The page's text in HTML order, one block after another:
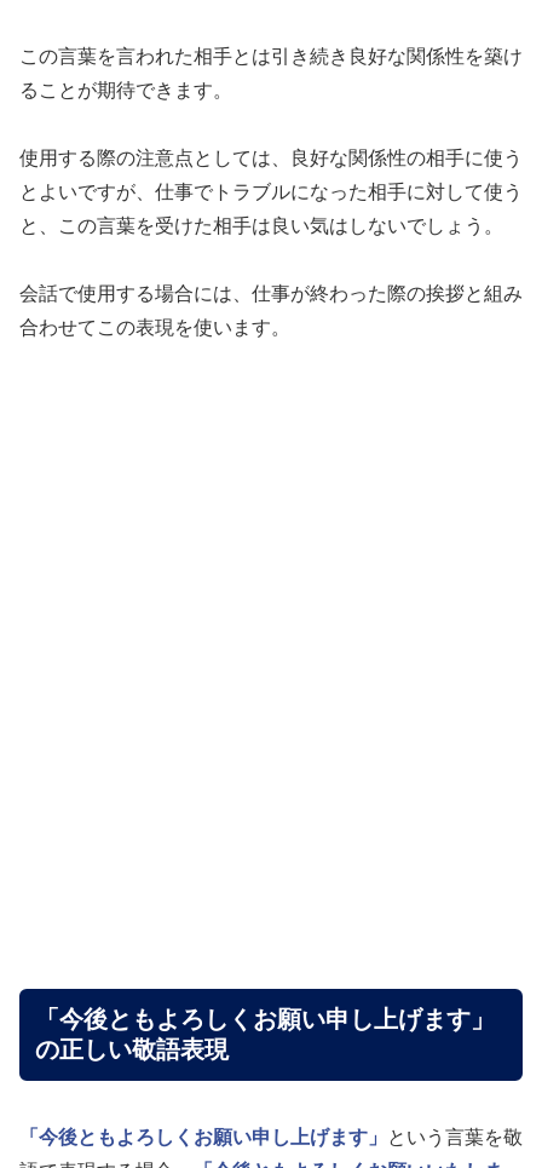
この言葉を言われた相手とは引き続き良好な関係性を築け
ることが期待できます。
使用する際の注意点としては、良好な関係性の相手に使う
とよいですが、仕事でトラブルになった相手に対して使う
と、この言葉を受けた相手は良い気はしないでしょう。
会話で使用する場合には、仕事が終わった際の挨拶と組み
合わせてこの表現を使います。
「今後ともよろしくお願い申し上げます」
の正しい敬語表現
「今後ともよろしくお願い申し上げます」
という言葉を敬